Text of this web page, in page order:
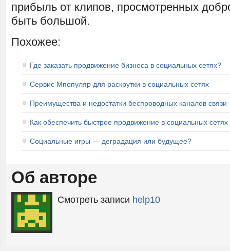
прибыль от клипов, просмотренных
быть большой.
Похожее:
Где заказать продвижение бизнеса в социальных сетях?
Сервис Мпопуляр для раскрутки в социальных сетях
Преимущества и недостатки беспроводных каналов связи
Как обеспечить быстрое продвижение в социальных сетях
Социальные игры — деградация или будущее?
Об авторе
Смотреть записи help10